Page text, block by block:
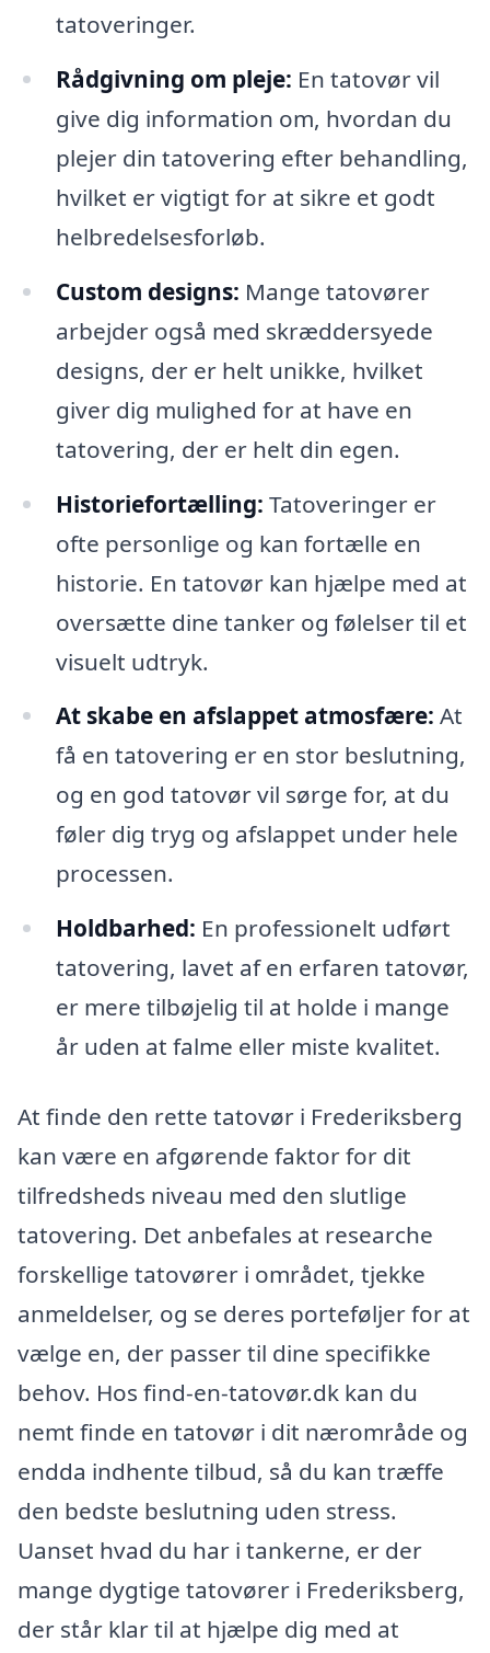
tatoveringer.
Rådgivning om pleje: En tatovør vil
give dig information om, hvordan du
plejer din tatovering efter behandling,
hvilket er vigtigt for at sikre et godt
helbredelsesforløb.
Custom designs: Mange tatovører
arbejder også med skræddersyede
designs, der er helt unikke, hvilket
giver dig mulighed for at have en
tatovering, der er helt din egen.
Historiefortælling: Tatoveringer er
ofte personlige og kan fortælle en
historie. En tatovør kan hjælpe med at
oversætte dine tanker og følelser til et
visuelt udtryk.
At skabe en afslappet atmosfære: At
få en tatovering er en stor beslutning,
og en god tatovør vil sørge for, at du
føler dig tryg og afslappet under hele
processen.
Holdbarhed: En professionelt udført
tatovering, lavet af en erfaren tatovør,
er mere tilbøjelig til at holde i mange
år uden at falme eller miste kvalitet.
At finde den rette tatovør i Frederiksberg
kan være en afgørende faktor for dit
tilfredsheds niveau med den slutlige
tatovering. Det anbefales at researche
forskellige tatovører i området, tjekke
anmeldelser, og se deres porteføljer for at
vælge en, der passer til dine specifikke
behov. Hos find-en-tatovør.dk kan du
nemt finde en tatovør i dit nærområde og
endda indhente tilbud, så du kan træffe
den bedste beslutning uden stress.
Uanset hvad du har i tankerne, er der
mange dygtige tatovører i Frederiksberg,
der står klar til at hjælpe dig med at